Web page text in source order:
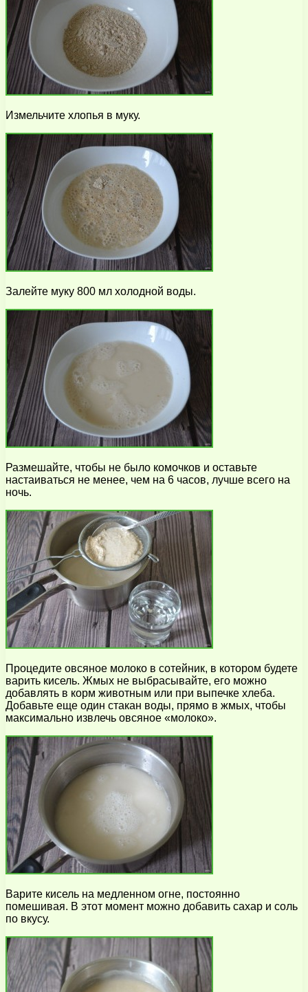
Измельчите хлопья в муку.
Залейте муку 800 мл холодной воды.
Размешайте, чтобы не было комочков и оставьте
настаиваться не менее, чем на 6 часов, лучше всего на
ночь.
Процедите овсяное молоко в сотейник, в котором будете
варить кисель. Жмых не выбрасывайте, его можно
добавлять в корм животным или при выпечке хлеба.
Добавьте еще один стакан воды, прямо в жмых, чтобы
максимально извлечь овсяное «молоко».
Варите кисель на медленном огне, постоянно
помешивая. В этот момент можно добавить сахар и соль
по вкусу.